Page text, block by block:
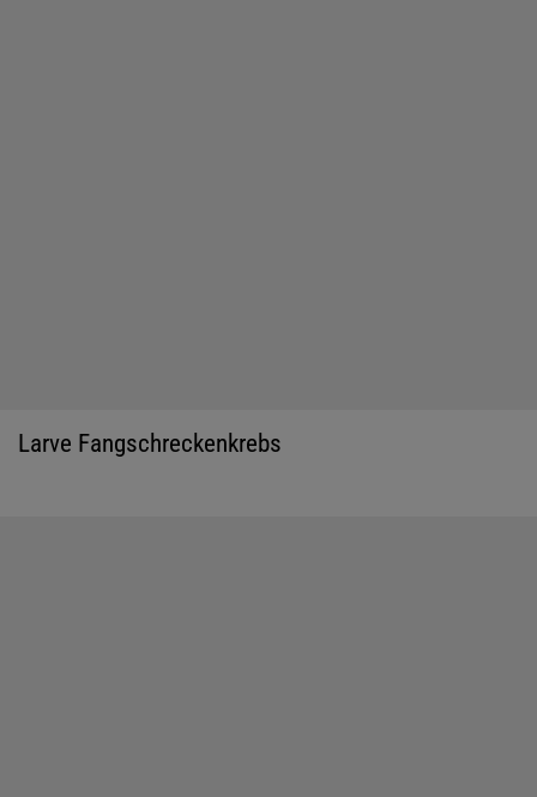
Larve Fangschreckenkrebs